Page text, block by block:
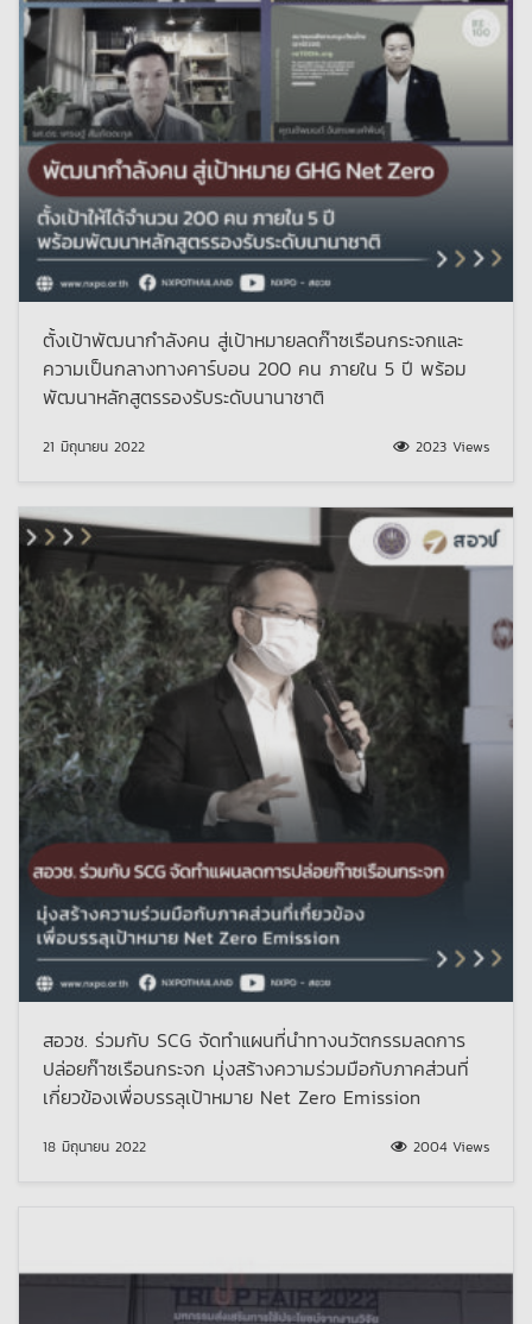
ตั้งเป้าพัฒนากำลังคน สู่เป้าหมายลดก๊าซเรือนกระจกและ
ความเป็นกลางทางคาร์บอน 200 คน ภายใน 5 ปี พร้อม
พัฒนาหลักสูตรรองรับระดับนานาชาติ
21 มิถุนายน 2022 2023 Views
สอวช. ร่วมกับ SCG จัดทำแผนที่นำทางนวัตกรรมลดการ
ปล่อยก๊าซเรือนกระจก มุ่งสร้างความร่วมมือกับภาคส่วนที่
เกี่ยวข้องเพื่อบรรลุเป้าหมาย Net Zero Emission
18 มิถุนายน 2022 2004 Views